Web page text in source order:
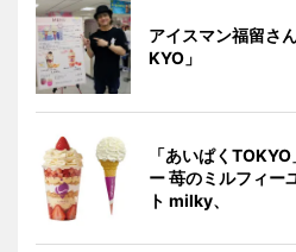
アイスマン福留さ
KYO」
「あいぱく
ー 苺のミルフィー
ト milky、